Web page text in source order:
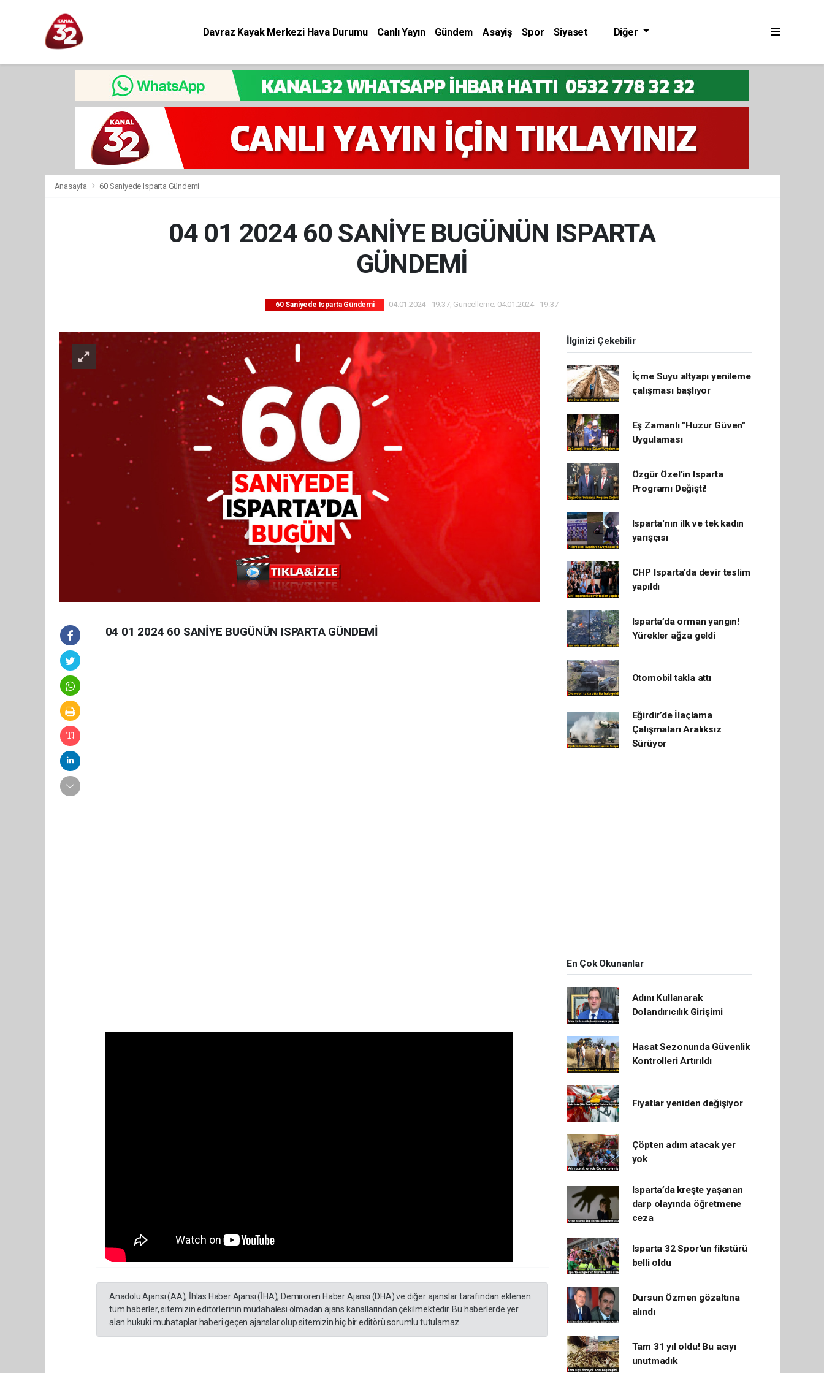
Davraz Kayak Merkezi Hava Durumu Canlı Yayın Gündem Asayiş Spor
Siyaset
Diğer
Anasayfa 60 Saniyede Isparta Gündemi
04 01 2024 60 SANİYE BUGÜNÜN ISPARTA
GÜNDEMİ
60 Saniyede Isparta Gündemi 04.01.2024 - 19:37, Güncelleme: 04.01.2024 - 19:37
04 01 2024 60 SANİYE BUGÜNÜN ISPARTA GÜNDEMİ
Anadolu Ajansı (AA), İhlas Haber Ajansı (İHA), Demirören Haber Ajansı (DHA) ve diğer ajanslar tarafından eklenen
tüm haberler, sitemizin editörlerinin müdahalesi olmadan ajans kanallarından çekilmektedir. Bu haberlerde yer
alan hukuki muhataplar haberi geçen ajanslar olup sitemizin hiç bir editörü sorumlu tutulamaz...
İlginizi Çekebilir
İçme Suyu altyapı yenileme
çalışması başlıyor
Eş Zamanlı "Huzur Güven"
Uygulaması
Özgür Özel'in Isparta
Programı Değişti!
Isparta'nın ilk ve tek kadın
yarışçısı
CHP Isparta’da devir teslim
yapıldı
Isparta’da orman yangın!
Yürekler ağza geldi
Otomobil takla attı
Eğirdir’de İlaçlama
Çalışmaları Aralıksız
Sürüyor
En Çok Okunanlar
Adını Kullanarak
Dolandırıcılık Girişimi
Hasat Sezonunda Güvenlik
Kontrolleri Artırıldı
Fiyatlar yeniden değişiyor
Çöpten adım atacak yer
yok
Isparta’da kreşte yaşanan
darp olayında öğretmene
ceza
Isparta 32 Spor'un fikstürü
belli oldu
Dursun Özmen gözaltına
alındı
Tam 31 yıl oldu! Bu acıyı
unutmadık